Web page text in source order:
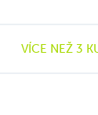
VÍCE NEŽ 3